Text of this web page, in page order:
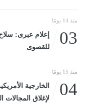
منذ 14 يومًا
03
إعلام عبرى:
للقصوى
منذ 15 يومًا
04
الخارجية
لإغلاق المجالات